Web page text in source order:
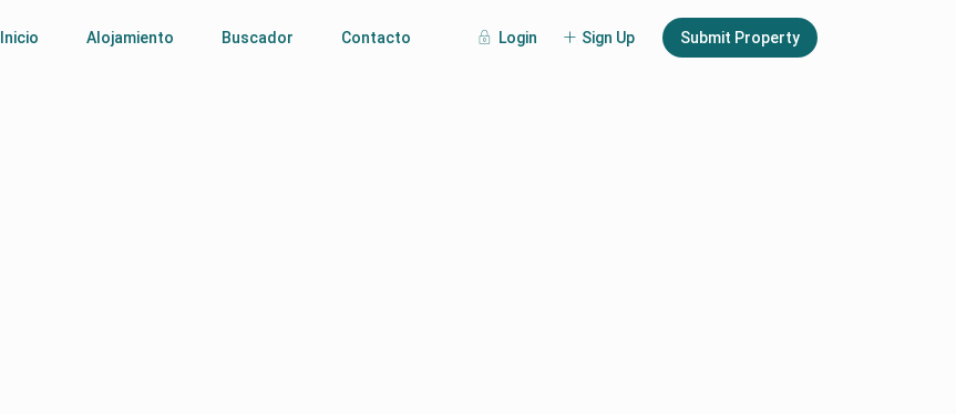
Login Sign Up Submit Property
Inicio Alojamiento Buscador Contacto